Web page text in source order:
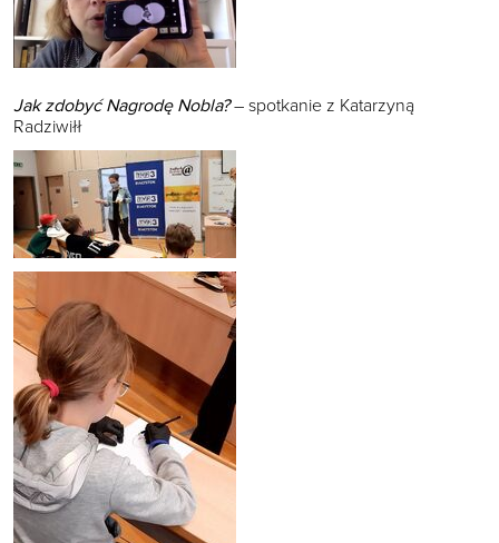
Jak zdobyć Nagrodę Nobla?– spotkanie z Katarzyną
Radziwiłł